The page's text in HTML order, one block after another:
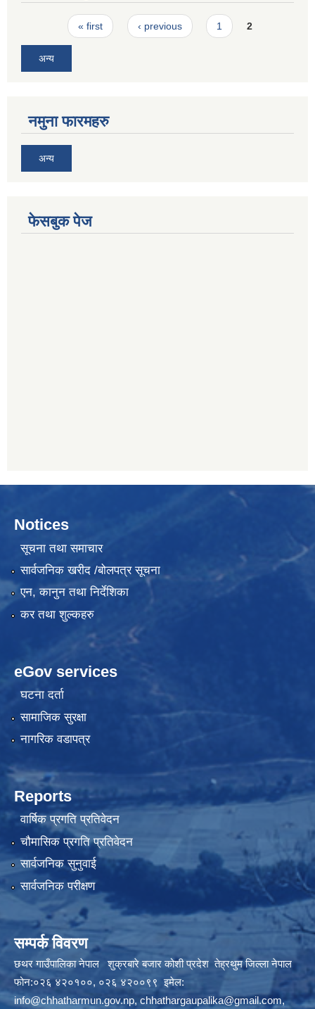
Pages« first ‹ previous 1 2
अन्य
नमुना फारमहरु
अन्य
फेसबुक पेज
Notices
सूचना तथा समाचार
सार्वजनिक खरीद /बोलपत्र सूचना
एन, कानुन तथा निर्देशिका
कर तथा शुल्कहरु
eGov services
घटना दर्ता
सामाजिक सुरक्षा
नागरिक वडापत्र
Reports
वार्षिक प्रगति प्रतिवेदन
चौमासिक प्रगति प्रतिवेदन
सार्वजनिक सुनुवाई
सार्वजनिक परीक्षण
सम्पर्क विवरण
छथर गाउँपालिका नेपाल शुक्रबारे बजार कोशी प्रदेश तेह्रथुम जिल्ला नेपाल
फोन:०२६ ४२०१००, ०२६ ४२००९९ इमेल:
info@chhatharmun.gov.np, chhathargaupalika@gmail.com,